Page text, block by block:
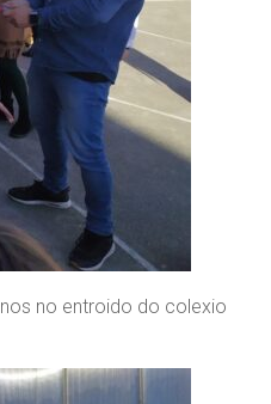
no entroido do colexio